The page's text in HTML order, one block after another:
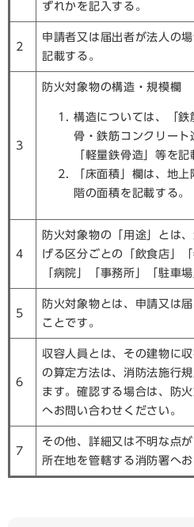
ずれかを記入する。
2
申請者又は届出者が法人の
記載する。
3
防火対象物の構造・規模欄
構造については、「
骨・鉄筋コンクリート
「軽量鉄骨造」等を記
「床面積」欄は、地
階の面積を記載する。
4
防火対象物の「用途」とは
げる区分ごとの「飲食店」
「病院」「事務所」「駐車
5
防火対象物とは、申請又は
ことです。
6
収容人員とは、その建物に
の算定方法は、消防法施行
ます。確認する場合は、防
へお問い合わせください。
7
その他、詳細又は不明な点
所在地を管轄する消防署へ